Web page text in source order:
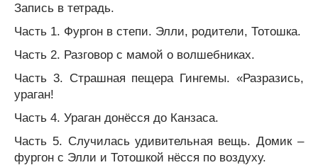
Запись в тетрадь.
Часть 1. Фургон в степи. Элли, родители, Тотошка.
Часть 2. Разговор с мамой о волшебниках.
Часть 3. Страшная пещера Гингемы. «Разразись,
ураган!
Часть 4. Ураган донёсся до Канзаса.
Часть 5. Случилась удивительная вещь. Домик –
фургон с Элли и Тотошкой нёсся по воздуху.